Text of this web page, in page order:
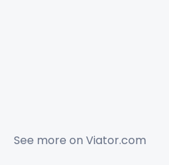
See more on Viator.com